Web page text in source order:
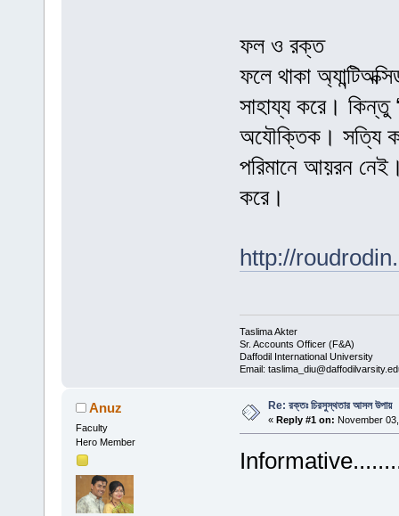
ফল ও রক্ত
ফলে থাকা
সাহায্য করে। কিন্তু
অযৌক্তিক। সত্যি
পরিমানে আয়রন
করে।
http://
Taslima Akter
Sr. Accounts Officer (F&A)
Daffodil International University
Email:
Anuz
Faculty
Hero Member
Re: রক্তঃ চিরসুস্থতার আসল উপায়
« Reply #1 on: November